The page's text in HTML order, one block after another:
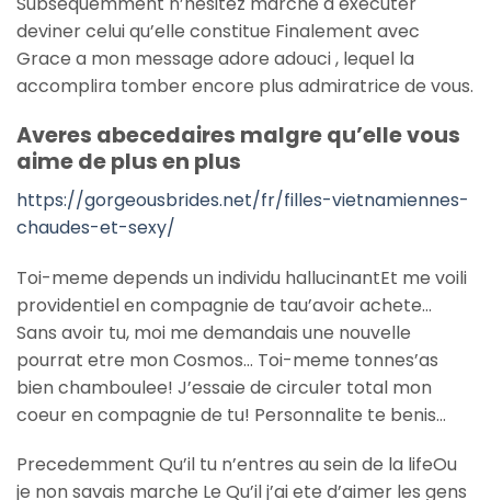
deviner celui qu’elle constitue Finalement avec
Grace a mon message adore adouci , lequel la
accomplira tomber encore plus admiratrice de vous.
Averes abecedaires malgre qu’elle vous
aime de plus en plus
https://gorgeousbrides.net/fr/filles-vietnamiennes-
chaudes-et-sexy/
Toi-meme depends un individu hallucinantEt me voili
providentiel en compagnie de tau’avoir achete…
Sans avoir tu, moi me demandais une nouvelle
pourrat etre mon Cosmos… Toi-meme tonnes’as
bien chamboulee! J’essaie de circuler total mon
coeur en compagnie de tu! Personnalite te benis…
Precedemment Qu’il tu n’entres au sein de la lifeOu
je non savais marche Le Qu’il j’ai ete d’aimer les gens